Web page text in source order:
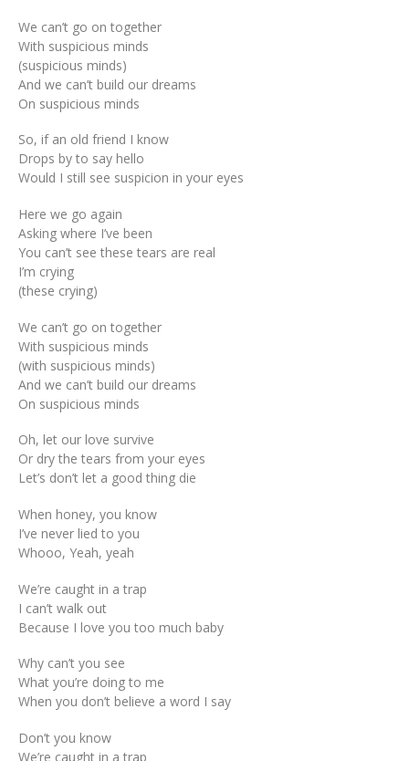
We can’t go on together
With suspicious minds
(suspicious minds)
And we can’t build our dreams
On suspicious minds
So, if an old friend I know
Drops by to say hello
Would I still see suspicion in your eyes
Here we go again
Asking where I’ve been
You can’t see these tears are real
I’m crying
(these crying)
We can’t go on together
With suspicious minds
(with suspicious minds)
And we can’t build our dreams
On suspicious minds
Oh, let our love survive
Or dry the tears from your eyes
Let’s don’t let a good thing die
When honey, you know
I’ve never lied to you
Whooo, Yeah, yeah
We’re caught in a trap
I can’t walk out
Because I love you too much baby
Why can’t you see
What you’re doing to me
When you don’t believe a word I say
Don’t you know
We’re caught in a trap